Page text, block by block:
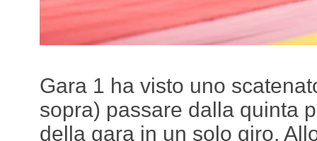
Gara 1 ha visto uno
sopra) passare dalla quinta
della gara in un solo giro.